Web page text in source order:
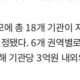
에 총 18개 기관이
됐다. 6개 권역별
기관당 3억원 내